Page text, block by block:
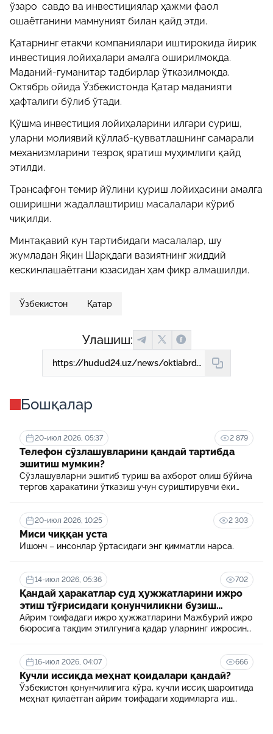
ўзаро савдо ва инвестициялар ҳажми фаол
ошаётганини мамнуният билан қайд этди.
Қатарнинг етакчи компаниялари иштирокида йирик
инвестиция лойиҳалари амалга оширилмоқда.
Маданий-гуманитар тадбирлар ўтказилмоқда.
Октябрь ойида Ўзбекистонда Қатар маданияти
ҳафталиги бўлиб ўтади.
Қўшма инвестиция лойиҳаларини илгари суриш,
уларни молиявий қўллаб-қувватлашнинг самарали
механизмларини тезроқ яратиш муҳимлиги қайд
этилди.
Трансафғон темир йўлини қуриш лойиҳасини амалга
оширишни жадаллаштириш масалалари кўриб
чиқилди.
Минтақавий кун тартибидаги масалалар, шу
жумладан Яқин Шарқдаги вазиятнинг жиддий
кескинлашаётгани юзасидан ҳам фикр алмашилди.
Ўзбекистон Қатар
Улашиш:
https://hudud24.uz/news/oktiabrda-uzbekistonda-katar-madaniiati-khaftaligi-utkaziladi
Бошқалар
20-июл 2026, 05:37 2 879
Телефон сўзлашувларини қандай тартибда
эшитиш мумкин?
Сўзлашувларни эшитиб туриш ва ахборот олиш бўйича
тергов ҳаракатини ўтказиш учун суриштирувчи ёки
20-июл 2026, 10:25 2 303
Миси чиққан уста
Ишонч – инсонлар ўртасидаги энг қимматли нарса.
14-июл 2026, 05:36 702
Қандай ҳаракатлар суд ҳужжатларини ижро
этиш тўғрисидаги қонунчиликни бузиш
ҳисобланади? 5 муҳим факт
Айрим тоифадаги ижро ҳужжатларини Мажбурий ижро
бюросига тақдим этилгунига қадар уларнинг ижросини
16-июл 2026, 04:07 666
Кучли иссиқда меҳнат қоидалари қандай?
Ўзбекистон қонунчилигига кўра, кучли иссиқ шароитида
меҳнат қилаётган айрим тоифадаги ходимларга иш